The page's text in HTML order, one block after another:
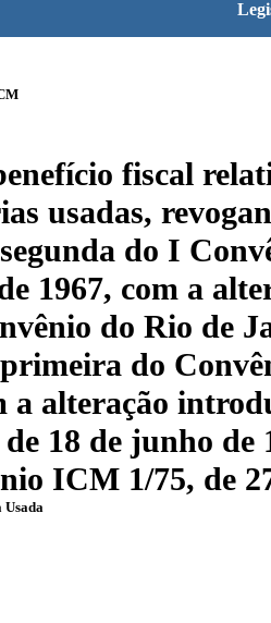
fiscal
usadas,
do I
1967, com a
do Rio de
do
a alteração
18 de junho
ICM 1/75, de